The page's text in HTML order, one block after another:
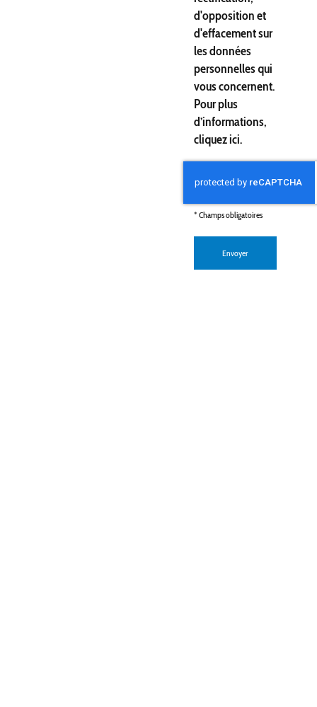
d'opposition et
d'effacement sur
les données
personnelles qui
vous concernent.
Pour plus
d’informations,
cliquezici.
* Champs obligatoires